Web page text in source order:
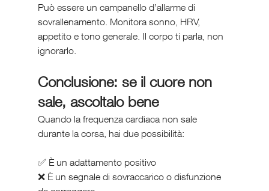
Può essere un campanello d’allarme di
sovrallenamento. Monitora sonno, HRV,
appetito e tono generale. Il corpo ti parla, non
ignorarlo.
Conclusione: se il cuore non
sale, ascoltalo bene
Quando la frequenza cardiaca non sale
durante la corsa, hai due possibilità:
✅ È un adattamento positivo
❌ È un segnale di sovraccarico o disfunzione